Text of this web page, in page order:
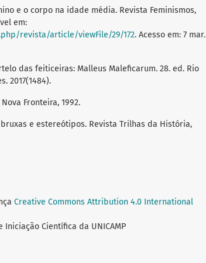
e o corpo na idade média. Revista Feminismos,
em:
revista/article/viewFile/29/172. Acesso em: 7 mar.
das feiticeiras: Malleus Maleficarum. 28. ed. Rio
2017(1484).
Fronteira, 1992.
bruxas e estereótipos. Revista Trilhas da História,
Creative Commons Attribution 4.0 International
Científica da UNICAMP